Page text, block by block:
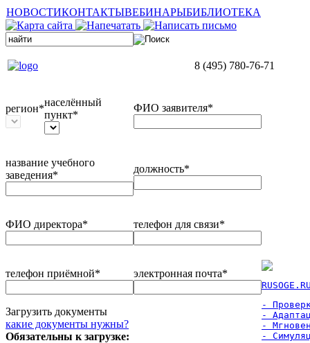
НОВОСТИКОНТАКТЫВЕБИНАРЫБИБЛИОТЕКА
8 (495) 780-76-71
регион*
населённый
пункт*
ФИО заявителя*
название учебного
заведения*
должность*
ФИО директора* телефон для связи*
телефон приёмной* электронная почта*
Загрузить документы
какие документы нужны?
Обязательны к загрузке:
-
-
-
-